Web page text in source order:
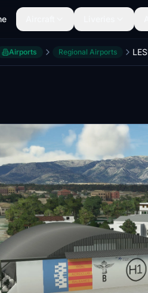
Airports Regional Airports